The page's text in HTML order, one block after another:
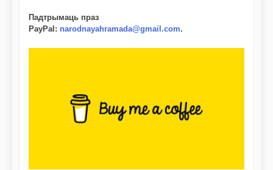
Падтрымаць праз
PayPal : narodnayahramada@gmail.com.